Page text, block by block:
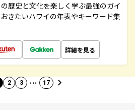
歴史と文化を楽しく学ぶ最強のガイ
きたいハワイの年表やキーワード集
詳細を見る
2 3 … 17